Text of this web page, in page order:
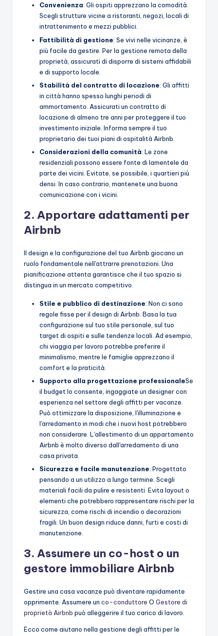
Convenienza: Gli ospiti apprezzano la comodità.
Scegli strutture vicine a ristoranti, negozi, locali di
intrattenimento e mezzi pubblici.
Fattibilità di gestione: Se vivi nelle vicinanze, è
più facile da gestire. Per la gestione remota della
proprietà, assicurati di disporre di sistemi affidabili
e di supporto locale.
Stabilità del contratto di locazione: Gli affitti
in città hanno spesso lunghi periodi di
ammortamento. Assicurati un contratto di
locazione di almeno tre anni per proteggere il tuo
investimento iniziale. Informa sempre il tuo
proprietario dei tuoi piani di ospitalità Airbnb.
Considerazioni della comunità: Le zone
residenziali possono essere fonte di lamentele da
parte dei vicini. Evitate, se possibile, i quartieri più
densi. In caso contrario, mantenete una buona
comunicazione con i vicini.
2. Apportare adattamenti per
Airbnb
Il design e la configurazione del tuo Airbnb giocano un
ruolo fondamentale nell'attrarre prenotazioni. Una
pianificazione attenta garantisce che il tuo spazio si
distingua in un mercato competitivo.
Stile e pubblico di destinazione: Non ci sono
regole fisse per il design di Airbnb. Basa la tua
configurazione sul tuo stile personale, sul tuo
target di ospiti e sulle tendenze locali. Ad esempio,
chi viaggia per lavoro potrebbe preferire il
minimalismo, mentre le famiglie apprezzano il
comfort e la praticità.
Supporto alla progettazione professionaleSe
il budget lo consente, ingaggiate un designer con
esperienza nel settore degli affitti per vacanze.
Può ottimizzare la disposizione, l'illuminazione e
l'arredamento in modi che i nuovi host potrebbero
non considerare. L'allestimento di un appartamento
Airbnb è molto diverso dall'arredamento di una
casa privata.
Sicurezza e facile manutenzione: Progettato
pensando a un utilizzo a lungo termine. Scegli
materiali facili da pulire e resistenti. Evita layout o
elementi che potrebbero rappresentare rischi per la
sicurezza, come rischi di incendio o decorazioni
fragili. Un buon design riduce danni, furti e costi di
manutenzione.
3. Assumere un co-host o un
gestore immobiliare Airbnb
Gestire una casa vacanze può diventare rapidamente
opprimente. Assumere un co-conduttore O Gestore di
proprietà Airbnb può alleggerire il tuo carico di lavoro.
Ecco come aiutano nella gestione degli affitti per le